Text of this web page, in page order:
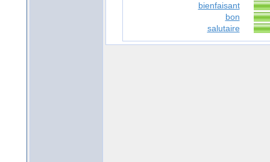
bienfaisant
bon
salutaire